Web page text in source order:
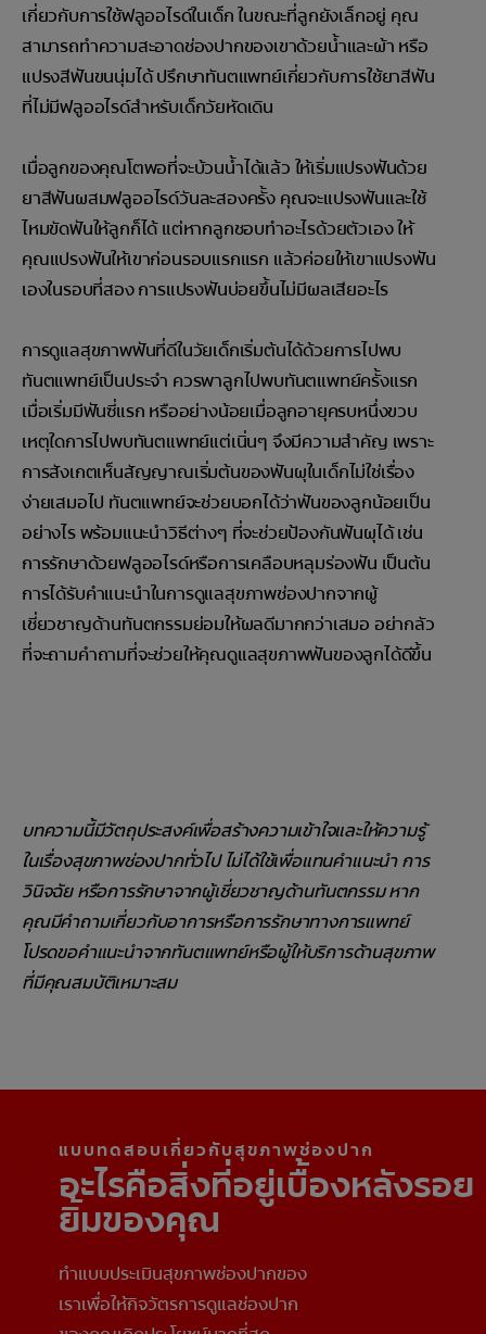
เกี่ยวกับการใช้ฟลูออไรด์ในเด็ก ในขณะที่ลูกยังเล็กอยู่ คุณ
สามารถทำความสะอาดช่องปากของเขาด้วยน้ำและผ้า หรือ
แปรงสีฟันขนนุ่มได้ ปรึกษาทันตแพทย์เกี่ยวกับการใช้ยาสีฟัน
ที่ไม่มีฟลูออไรด์สำหรับเด็กวัยหัดเดิน
เมื่อลูกของคุณโตพอที่จะบ้วนน้ำได้แล้ว ให้เริ่มแปรงฟันด้วย
ยาสีฟันผสมฟลูออไรด์วันละสองครั้ง คุณจะแปรงฟันและใช้
ไหมขัดฟันให้ลูกก็ได้ แต่หากลูกชอบทำอะไรด้วยตัวเอง ให้
คุณแปรงฟันให้เขาก่อนรอบแรกแรก แล้วค่อยให้เขาแปรงฟัน
เองในรอบที่สอง การแปรงฟันบ่อยขึ้นไม่มีผลเสียอะไร
การดูแลสุขภาพฟันที่ดีในวัยเด็กเริ่มต้นได้ด้วยการไปพบ
ทันตแพทย์เป็นประจำ ควรพาลูกไปพบทันตแพทย์ครั้งแรก
เมื่อเริ่มมีฟันซี่แรก หรืออย่างน้อยเมื่อลูกอายุครบหนึ่งขวบ
เหตุใดการไปพบทันตแพทย์แต่เนิ่นๆ จึงมีความสำคัญ เพราะ
การสังเกตเห็นสัญญาณเริ่มต้นของฟันผุในเด็กไม่ใช่เรื่อง
ง่ายเสมอไป ทันตแพทย์จะช่วยบอกได้ว่าฟันของลูกน้อยเป็น
อย่างไร พร้อมแนะนำวิธีต่างๆ ที่จะช่วยป้องกันฟันผุได้ เช่น
การรักษาด้วยฟลูออไรด์หรือการเคลือบหลุมร่องฟัน เป็นต้น
การได้รับคำแนะนำในการดูแลสุขภาพช่องปากจากผู้
เชี่ยวชาญด้านทันตกรรมย่อมให้ผลดีมากกว่าเสมอ อย่ากลัว
ที่จะถามคำถามที่จะช่วยให้คุณดูแลสุขภาพฟันของลูกได้ดีขึ้น
บทความนี้มีวัตถุประสงค์เพื่อสร้างความเข้าใจและให้ความรู้
ในเรื่องสุขภาพช่องปากทั่วไป ไม่ได้ใช้เพื่อแทนคำแนะนำ การ
วินิจฉัย หรือการรักษาจากผู้เชี่ยวชาญด้านทันตกรรม หาก
คุณมีคำถามเกี่ยวกับอาการหรือการรักษาทางการแพทย์
โปรดขอคำแนะนำจากทันตแพทย์หรือผู้ให้บริการด้านสุขภาพ
ที่มีคุณสมบัติเหมาะสม
แบบทดสอบเกี่ยวกับสุขภาพช่องปาก
อะไรคือสิ่งที่อยู่เบื้องหลังรอย
ยิ้มของคุณ
ทำแบบประเมินสุขภาพช่องปากของ
เราเพื่อให้กิจวัตรการดูแลช่องปาก